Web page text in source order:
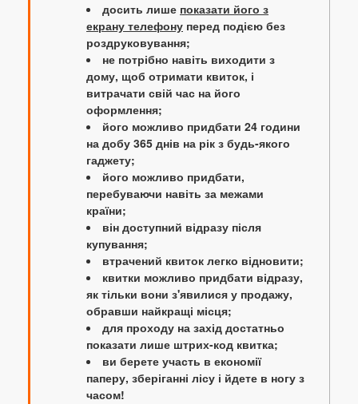
досить лише показати його з
екрану телефону перед подією без
роздруковування;
не потрібно навіть виходити з
дому, щоб отримати квиток, і
витрачати свій час на його
оформлення;
його можливо придбати 24 години
на добу 365 днів на рік з будь-якого
гаджету;
його можливо придбати,
перебуваючи навіть за межами
країни;
він доступний відразу після
купування;
втрачений квиток легко відновити;
квитки можливо придбати відразу,
як тільки вони з'явилися у продажу,
обравши найкращі місця;
для проходу на захід достатньо
показати лише штрих-код квитка;
ви берете участь в економії
паперу, зберіганні лісу і йдете в ногу з
часом!